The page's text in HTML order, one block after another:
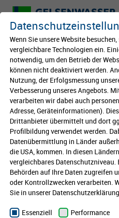
Startseite
Von klein auf
Bildung
Kultur
International
Stiftung
Sophia
in Residence
Gelsenkirchen
Wir fördern auch in diesem
Literaturstipendium „Writer
Kooperation mit der Stadt
Stadterneuerungs-
Sophia Merwald, eine 27-
Wenn Sie unsere Website
vergleichbare Technologien ein.
notwendig, um den Betrieb der
können nicht deaktiviert werden.
Nutzung, der Erfolgsmessung
Verbesserung unseres Angebots.
verarbeiten wir dabei auch
Adresse, Geräteinformationen).
Drittanbieter übermittelt und dort
Profilbildung verwendet werden.
Datenübermittlung in Länder
die USA, kommen. In diesen
vergleichbares Datenschutzniveau.
Behörden auf Ihre Daten zugreifen
oder Kontrollzwecken verarbeiten.
Sie in unserer
Essenziell Performance